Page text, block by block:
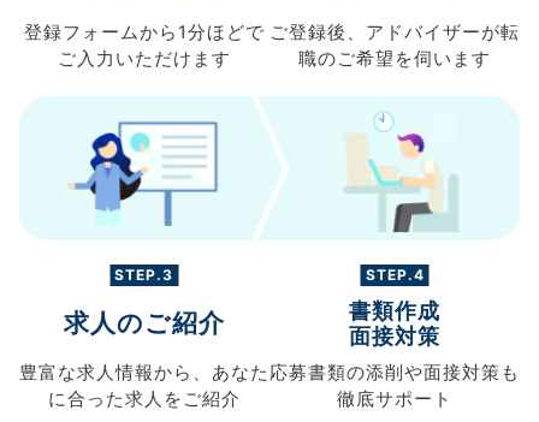
登録フォームから 1分ほどで
ご入力 いただけます
ご登録後、 アドバイザーが転
職のご希望を伺います
STEP.3
求人のご紹介
豊富な求人情報から、 あなた
に合った求人を ご紹介
STEP.4
書類作成
面接対策
応募書類の添削や面接対策も
徹底サポート